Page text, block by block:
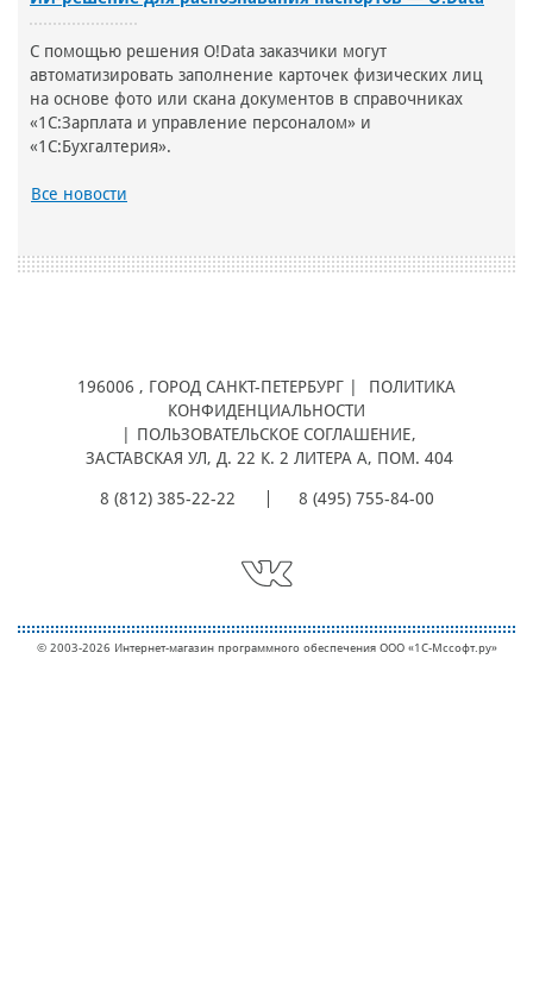
С помощью решения O!Data заказчики могут
автоматизировать заполнение карточек физических лиц
на основе фото или скана документов в справочниках
«1С:Зарплата и управление персоналом» и
«1С:Бухгалтерия».
Все новости
196006 , ГОРОД САНКТ-ПЕТЕРБУРГ |
ПОЛИТИКА
КОНФИДЕНЦИАЛЬНОСТИ
ПОЛЬЗОВАТЕЛЬСКОЕ СОГЛАШЕНИЕ,
ЗАСТАВСКАЯ УЛ, Д. 22 К. 2 ЛИТЕРА А, ПОМ. 404
8 (812) 385-22-22 8 (495) 755-84-00
© 2003-2026 Интернет-магазин программного обеспечения ООО «1С-Мcсофт.ру»